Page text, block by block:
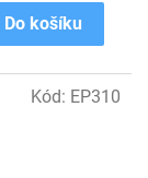
Do košíku
Kód: EP310